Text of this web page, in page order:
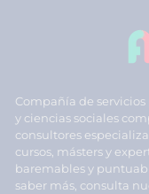
Compañía de
y ciencias sociales
consultores
cursos, másters y
baremables y
saber más, consulta